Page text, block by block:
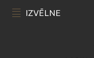
IZVĒLNE